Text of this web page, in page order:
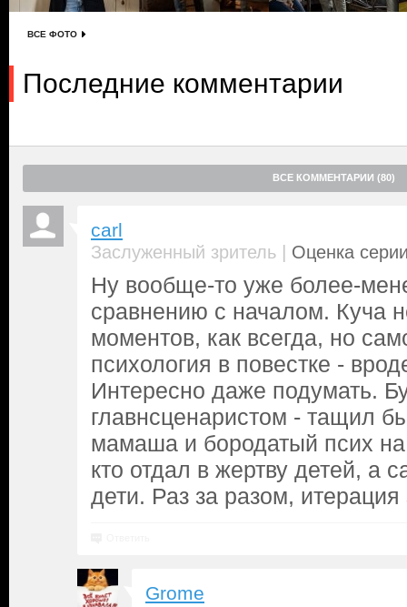
ВСЕ ФОТО
Последние комментарии
ВСЕ КОММЕНТАРИИ (80)
carl
Заслуженный зритель | Оценка
Ну вообще-то уже более-
сравнению с началом. Куча
моментов, как всегда, но
психология в повестке -
Интересно даже подумать.
главнсценаристом - тащил
мамаша и бородатый псих
кто отдал в жертву детей, а
дети. Раз за разом,
Grome